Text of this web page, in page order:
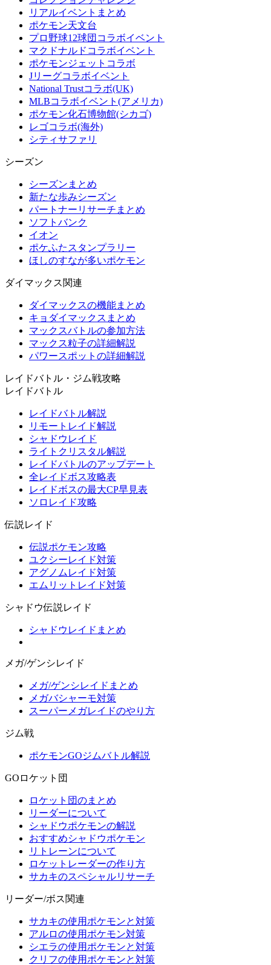
リアルイベントまとめ
ポケモン天文台
プロ野球12球団コラボイベント
マクドナルドコラボイベント
ポケモンジェットコラボ
Jリーグコラボイベント
National Trustコラボ(UK)
MLBコラボイベント(アメリカ)
ポケモン化石博物館(シカゴ)
レゴコラボ(海外)
シティサファリ
シーズン
シーズンまとめ
新たな歩みシーズン
パートナーリサーチまとめ
ソフトバンク
イオン
ポケふたスタンプラリー
ほしのすなが多いポケモン
ダイマックス関連
ダイマックスの機能まとめ
キョダイマックスまとめ
マックスバトルの参加方法
マックス粒子の詳細解説
パワースポットの詳細解説
レイドバトル・ジム戦攻略
レイドバトル
レイドバトル解説
リモートレイド解説
シャドウレイド
ライトクリスタル解説
レイドバトルのアップデート
全レイドボス攻略表
レイドボスの最大CP早見表
ソロレイド攻略
伝説レイド
伝説ポケモン攻略
ユクシーレイド対策
アグノムレイド対策
エムリットレイド対策
シャドウ伝説レイド
シャドウレイドまとめ
メガ/ゲンシレイド
メガ/ゲンシレイドまとめ
メガバシャーモ対策
スーパーメガレイドのやり方
ジム戦
ポケモンGOジムバトル解説
GOロケット団
ロケット団のまとめ
リーダーについて
シャドウポケモンの解説
おすすめシャドウポケモン
リトレーンについて
ロケットレーダーの作り方
サカキのスペシャルリサーチ
リーダー/ボス関連
サカキの使用ポケモンと対策
アルロの使用ポケモン対策
シエラの使用ポケモンと対策
クリフの使用ポケモンと対策